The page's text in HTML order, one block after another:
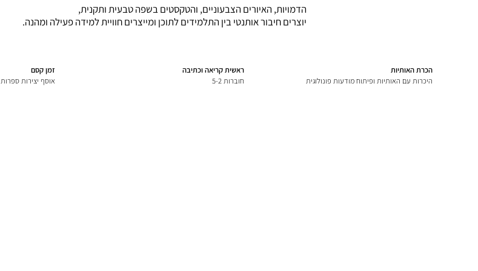
הכרת האותיות
היכרות עם האותיות ופיתוח מודעות פונולוגית
ראשית קריאה וכתיבה
חוברות 5-2
זמן קסם
אוסף יצירות ספרות
הדמויות, האיורים הצבעוניים, והטקסטים בשפה טבעית ותקנית,
יוצרים חיבור אותנטי בין התלמידים לתוכן ומייצרים חוויית למידה פעילה ומהנה.